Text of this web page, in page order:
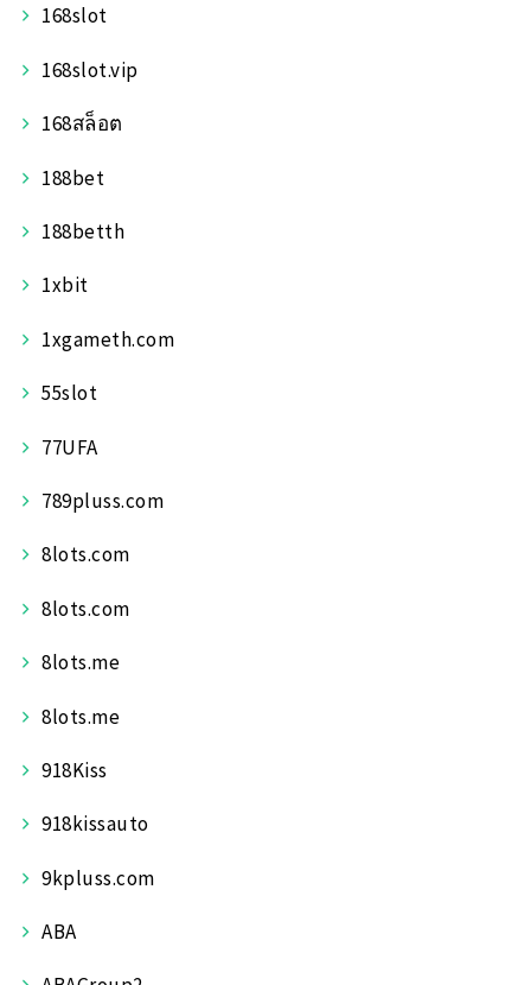
168slot
168slot.vip
168สล็อต
188bet
188betth
1xbit
1xgameth.com
55slot
77UFA
789pluss.com
8lots.com
8lots.com
8lots.me
8lots.me
918Kiss
918kissauto
9kpluss.com
ABA